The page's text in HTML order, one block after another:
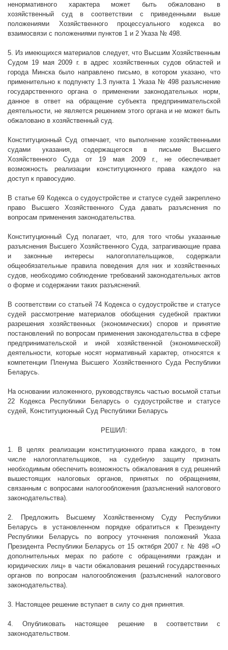
ненормативного характера может быть обжаловано в
хозяйственный суд в соответствии с приведенными выше
положениями Хозяйственного процессуального кодекса во
взаимосвязи с положениями пунктов 1 и 2 Указа № 498.
5. Из имеющихся материалов следует, что Высшим Хозяйственным
Судом 19 мая2009 г. в адрес хозяйственных судов областей и
города Минска было направлено письмо, в котором указано, что
применительно к подпункту 1.3 пункта 1 Указа № 498 разъяснение
государственного органа о применении законодательных норм,
данное в ответ на обращение субъекта предпринимательской
деятельности, не является решением этого органа и не может быть
обжаловано в хозяйственный суд.
Конституционный Суд отмечает, что выполнение хозяйственными
судами указания, содержащегося в письме Высшего
Хозяйственного Суда от 19 мая 2009 г., не обеспечивает
возможность реализации конституционного права каждого на
доступ к правосудию.
В статье 69 Кодекса о судоустройстве и статусе судей закреплено
право Высшего Хозяйственного Суда давать разъяснения по
вопросам применения законодательства.
Конституционный Суд полагает, что, для того чтобы указанные
разъяснения Высшего Хозяйственного Суда, затрагивающие права
и законные интересы налогоплательщиков, содержали
общеобязательные правила поведения для них и хозяйственных
судов, необходимо соблюдение требований законодательных актов
о форме и содержании таких разъяснений.
В соответствии со статьей 74 Кодекса о судоустройстве и статусе
судей рассмотрение материалов обобщения судебной практики
разрешения хозяйственных (экономических) споров и принятие
постановлений по вопросам применения законодательства в сфере
предпринимательской и иной хозяйственной (экономической)
деятельности, которые носят нормативный характер, относятся к
компетенции Пленума Высшего Хозяйственного Суда Республики
Беларусь.
На основании изложенного, руководствуясь частью восьмой статьи
22 Кодекса Республики Беларусь о судоустройстве и статусе
судей, Конституционный Суд Республики Беларусь
РЕШИЛ:
1. В целях реализации конституционного права каждого, в том
числе налогоплательщиков, на судебную защиту признать
необходимым обеспечить возможность обжалования в суд решений
вышестоящих налоговых органов, принятых по обращениям,
связанным с вопросами налогообложения (разъяснений налогового
законодательства).
2. Предложить Высшему Хозяйственному Суду Республики
Беларусь в установленном порядке обратиться к Президенту
Республики Беларусь по вопросу уточнения положений Указа
Президента Республики Беларусь от 15 октября2007 г. № 498 «О
дополнительных мерах по работе с обращениями граждан и
юридических лиц» в части обжалования решений государственных
органов по вопросам налогообложения (разъяснений налогового
законодательства).
3. Настоящее решение вступает в силу со дня принятия.
4. Опубликовать настоящее решение в соответствии с
законодательством.